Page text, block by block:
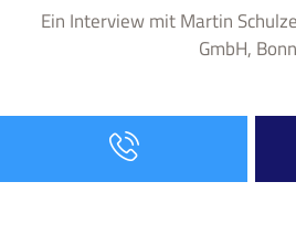
Ein Interview mit Martin
GmbH, Bonn